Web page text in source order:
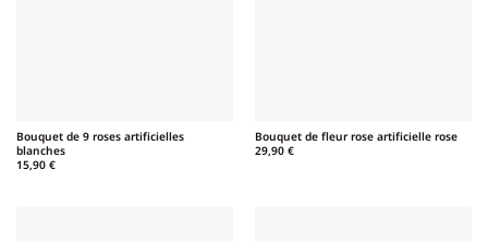
Bouquet de 9 roses artificielles
blanches
15,90 €
Bouquet de fleur rose artificielle rose
29,90 €